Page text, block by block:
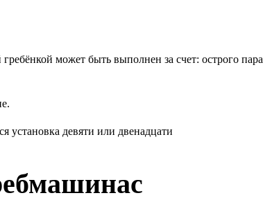
может быть выполнен за счет: острого пара
установка девяти или двенадцати